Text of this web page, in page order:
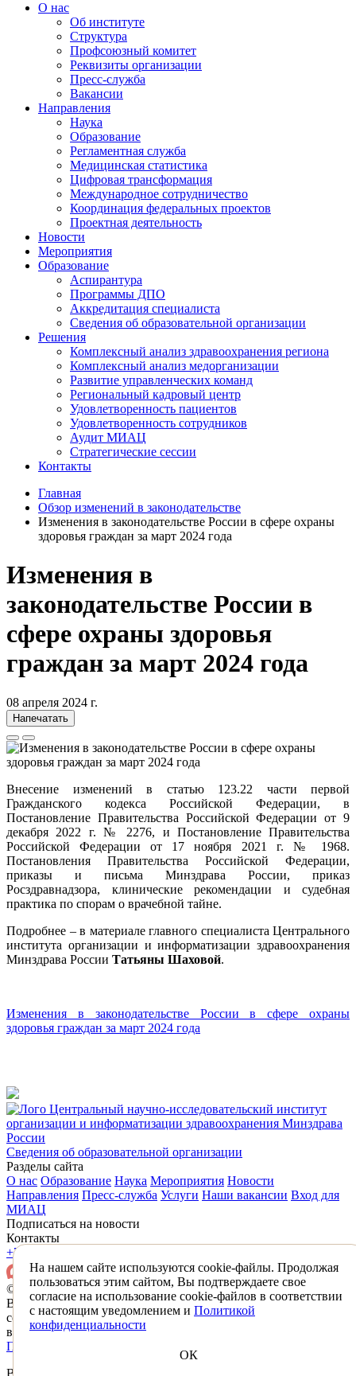
О нас
Об институте
Структура
Профсоюзный комитет
Реквизиты организации
Пресс-служба
Вакансии
Направления
Наука
Образование
Регламентная служба
Медицинская статистика
Цифровая трансформация
Международное сотрудничество
Координация федеральных проектов
Проектная деятельность
Новости
Мероприятия
Образование
Аспирантура
Программы ДПО
Аккредитация специалиста
Сведения об образовательной организации
Решения
Комплексный анализ здравоохранения региона
Комплексный анализ медорганизации
Развитие управленческих команд
Региональный кадровый центр
Удовлетворенность пациентов
Удовлетворенность сотрудников
Аудит МИАЦ
Стратегические сессии
Контакты
На нашем сайте используются cookie-файлы. Продолжая
пользоваться этим сайтом, Вы подтверждаете свое
согласие на использование cookie-файлов в соответствии
с настоящим уведомлением и Политикой
конфиденциальности
ОК
Главная
Обзор изменений в законодательстве
Изменения в законодательстве России в сфере охраны
здоровья граждан за март 2024 года
Изменения в
законодательстве России в
сфере охраны здоровья
граждан за март 2024 года
08 апреля 2024 г.
Напечатать
Внесение изменений в статью 123.22 части первой
Гражданского кодекса Российской Федерации, в
Постановление Правительства Российской Федерации от 9
декабря 2022 г. № 2276, и Постановление Правительства
Российской Федерации от 17 ноября 2021 г. № 1968.
Постановления Правительства Российской Федерации,
приказы и письма Минздрава России, приказ
Росздравнадзора, клинические рекомендации и судебная
практика по спорам о врачебной тайне.
Подробнее – в материале главного специалиста Центрального
института организации и информатизации здравоохранения
Минздрава России Татьяны Шаховой.
Изменения в законодательстве России в сфере охраны
здоровья граждан за март 2024 года
Центральный научно-исследовательский институт
организации и информатизации здравоохранения Минздрава
России
Сведения об образовательной организации
Разделы сайта
О нас Образование Наука Мероприятия Новости
Направления Пресс-служба Услуги Наши вакансии Вход для
МИАЦ
Подписаться на новости
Контакты
+7 (495) 618-31-83
© 2026 ФГБУ «ЦНИИОИЗ» Минздрава России
Все материалы, находящиеся на сайте охраняются в
соответствии с законодательством РФ,
в том числе об авторском праве и смежных правах.
Политика конфиденциальности
Вы успешно подписаны на новости ФГБУ «ЦНИИОИЗ»